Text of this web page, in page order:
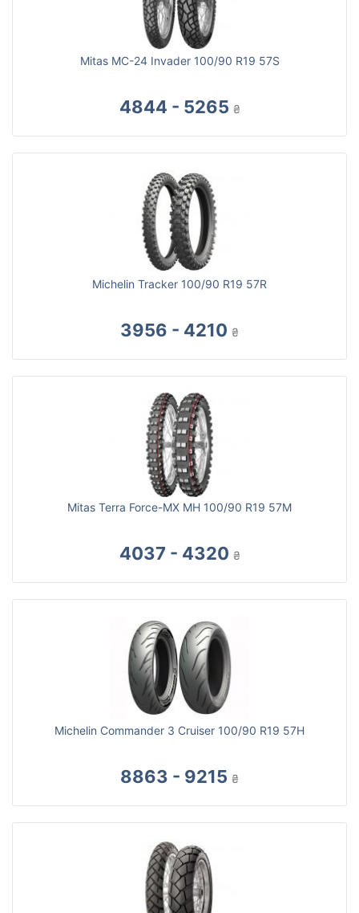
Mitas MC-24 Invader 100/90 R19 57S
4844 - 5265 ₴
Michelin Tracker 100/90 R19 57R
3956 - 4210 ₴
Mitas Terra Force-MX MH 100/90 R19 57M
4037 - 4320 ₴
Michelin Commander 3 Cruiser 100/90 R19 57H
8863 - 9215 ₴